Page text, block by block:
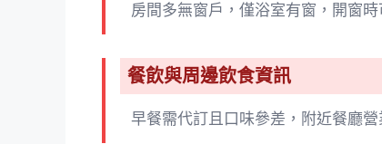
房間多無窗戶，僅浴室有窗，開窗
餐飲與周邊飲食資訊
早餐需代訂且口味參差，附近餐廳